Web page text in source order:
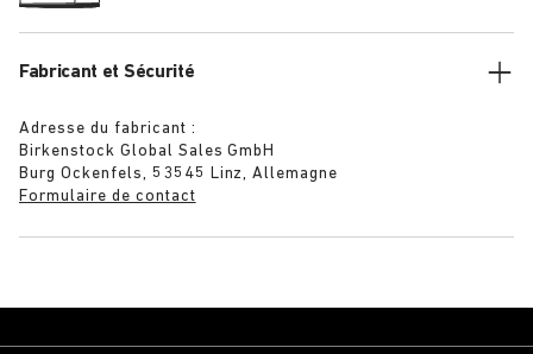
Fabricant et Sécurité
Adresse du fabricant :
Birkenstock Global Sales GmbH
Burg Ockenfels, 53545 Linz, Allemagne
Formulaire de contact